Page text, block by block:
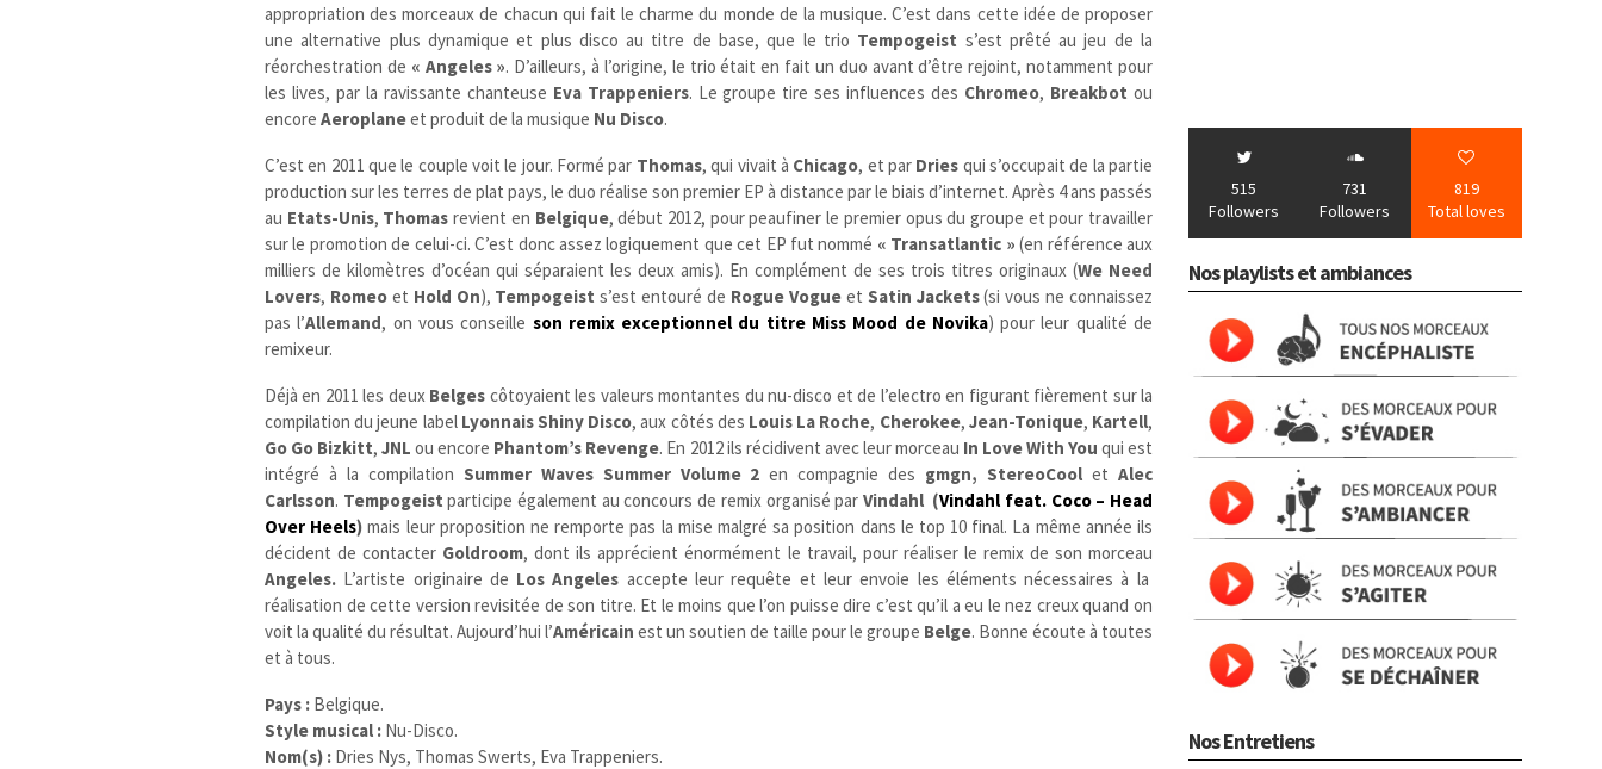
appropriation des morceaux de chacun qui fait le charme du monde de la musique. C’est dans cette idée de proposer
une alternative plus dynamique et plus disco au titre de base, que le trio Tempogeist s’est prêté au jeu de la
réorchestration de « Angeles ». D’ailleurs, à l’origine, le trio était en fait un duo avant d’être rejoint, notamment pour
les lives, par la ravissante chanteuse Eva Trappeniers. Le groupe tire ses influences des Chromeo, Breakbot ou
encoreAeroplaneet produit de la musique Nu Disco.
C’est en 2011 que le couple voit le jour. Formé par Thomas, qui vivait à Chicago, et par Dries qui s’occupait de la partie
production sur les terres de plat pays, le duo réalise son premier EP à distance par le biais d’internet. Après 4 ans passés
au Etats-Unis, Thomas revient en Belgique, début 2012, pour peaufiner le premier opus du groupe et pour travailler
sur le promotion de celui-ci. C’est donc assez logiquement que cet EP fut nommé « Transatlantic »(en référence aux
milliers de kilomètres d’océan qui séparaient les deux amis). En complément de ses trois titres originaux (We Need
Lovers, Romeoet Hold On), Tempogeist s’est entouré de Rogue Vogueet Satin Jackets(si vous ne connaissez
pas l’Allemand, on vous conseille son remix exceptionnel du titre Miss Mood de Novika) pour leur qualité de
remixeur.
Déjà en 2011 les deux Belges côtoyaient les valeurs montantes du nu-disco et de l’electro en figurant fièrement sur la
compilation du jeune label LyonnaisShiny Disco, aux côtés des Louis La Roche, Cherokee, Jean-Tonique, Kartell,
Go Go Bizkitt,JNL ou encore Phantom’s Revenge. En 2012 ils récidivent avec leur morceau In Love With You qui est
intégré à la compilation Summer Waves Summer Volume 2en compagnie des gmgn, StereoCooletAlec
Carlsson. Tempogeistparticipe également au concours de remix organisé par Vindahl(Vindahl feat. Coco – Head
Over Heels)mais leur proposition ne remporte pas la mise malgré sa position dans le top 10 final. La même année ils
décident de contacter Goldroom, dont ils apprécient énormément le travail, pour réaliser le remix de son morceau
Angeles. L’artiste originaire de Los Angeles accepte leur requête et leur envoie les éléments nécessaires à la
réalisation de cette version revisitée de son titre. Et le moins que l’on puisse dire c’est qu’il a eu le nez creux quand on
voit la qualité du résultat. Aujourd’hui l’Américain est un soutien de taille pour le groupe Belge. Bonne écoute à toutes
et à tous.
Pays : Belgique.
Style musical : Nu-Disco.
Nom(s) : Dries Nys, Thomas Swerts, Eva Trappeniers.
515
Followers
731
Followers
819
Total loves
Nos playlists et ambiances
Nos Entretiens